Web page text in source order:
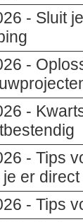
- Sluit
-
-
- Tips
er
- Tips